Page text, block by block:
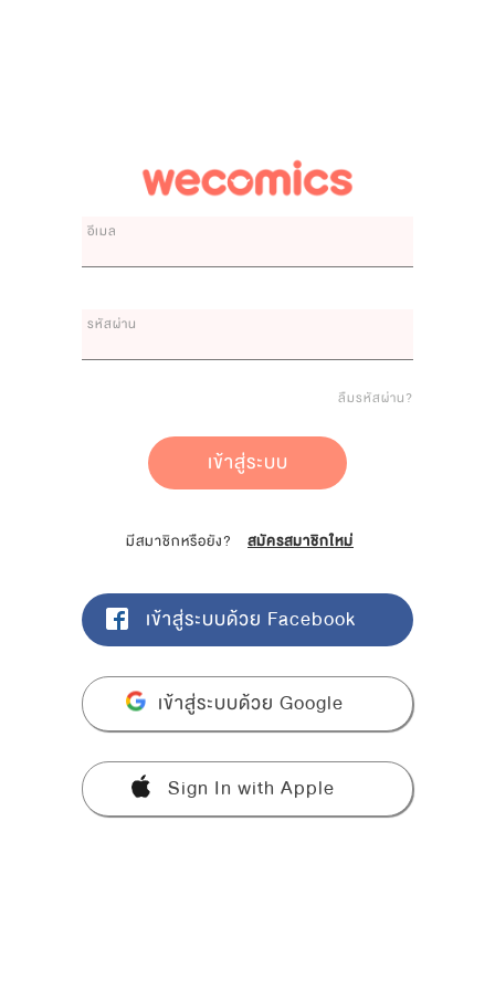
อีเมล
รหัสผ่าน
ลืมรหัสผ่าน?
เข้าสู่ระบบ
มีสมาชิกหรือยัง? สมัครสมาชิกใหม่
เข้าสู่ระบบด้วย Facebook
เข้าสู่ระบบด้วย Google
Sign In with Apple